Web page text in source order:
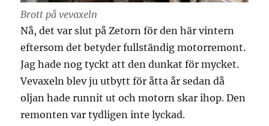
Brott på vevaxeln
Nå, det var slut på Zetorn för den här vintern
eftersom det betyder fullständig motorremont.
Jag hade nog tyckt att den dunkat för mycket.
Vevaxeln blev ju utbytt för åtta år sedan då
oljan hade runnit ut och motorn skar ihop. Den
remonten var tydligen inte lyckad.